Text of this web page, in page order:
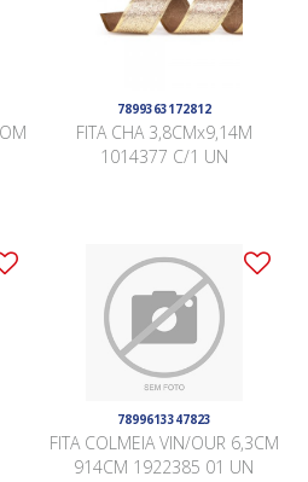
7899363172812
FITA CHA 3,8CMx9,14M
1014377 C/1 UN
7899613347823
FITA COLMEIA VIN/OUR 6,3CM
914CM 1922385 01 UN